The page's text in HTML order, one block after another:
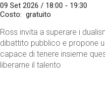
09 Set 2026 / 18:00 - 19:30
Costo
gratuito
Ross invita a superare i
dibattito pubblico e propone
capace di tenere insieme
liberarne il talento